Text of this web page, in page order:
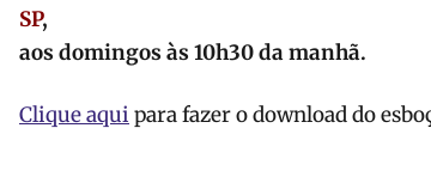
SP,
aos domingos às 10h30 da manhã.
Clique aqui para fazer o download do